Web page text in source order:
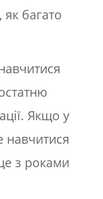
багато
Якщо у
навчитися
з роками